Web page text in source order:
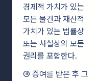
경제적 가치가 있는
모든 물건과 재산적
가치가 있는 법률상
또는 사실상의 모든
권리를 포함한다.
④ 증여를 받은 후 그